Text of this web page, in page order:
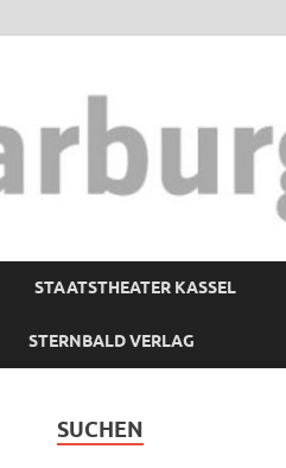
STAATSTHEATER KASSEL
STERNBALD VERLAG
SUCHEN